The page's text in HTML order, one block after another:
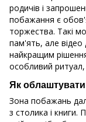
родичів і
побажання є
торжества. Такі
пам'ять, але
найкращим
особливий ритуал,
Як облаштувати
Зона побажань
з столика і